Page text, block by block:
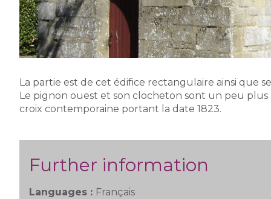
La partie est de cet édifice rectangulaire ainsi que
Le pignon ouest et son clocheton sont un peu plus
croix contemporaine portant la date 1823.
Further information
Languages : Français